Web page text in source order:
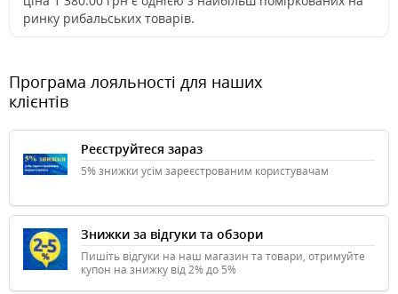
ринку рибальських товарів.
Програма лояльності для наших
клієнтів
Реєструйтеся зараз
5% знижки усім зареєстрованим користувачам
Знижки за відгуки та обзори
Пишіть відгуки на наш магазин та товари, отримуйте
купон на знижку від 2% до 5%